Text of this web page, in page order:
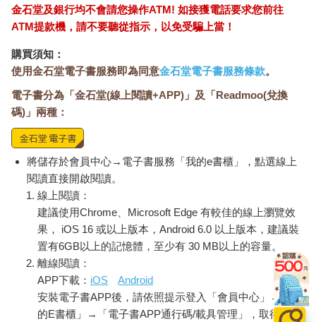
金石堂及銀行均不會請您操作ATM! 如接獲電話要求您前往
ATM提款機，請不要聽從指示，以免受騙上當！
購買須知：
使用金石堂電子書服務即為同意金石堂電子書服務條款。
電子書分為「金石堂(線上閱讀+APP)」及「Readmoo(兌換
碼)」兩種：
將儲存於會員中心→電子書服務「我的e書櫃」，點選線上
閱讀直接開啟閱讀。
線上閱讀：
建議使用Chrome、Microsoft Edge 有較佳的線上瀏覽效
果， iOS 16 或以上版本，Android 6.0 以上版本，建議裝
置有6GB以上的記憶體，至少有 30 MB以上的容量。
離線閱讀：
APP下載： iOS
Android
安裝電子書APP後，請依照提示登入「會員中心」→「我
的E書櫃」→「電子書APP通行碼/載具管理」，取得通行